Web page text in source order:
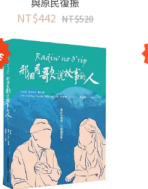
NT$442 NT$520